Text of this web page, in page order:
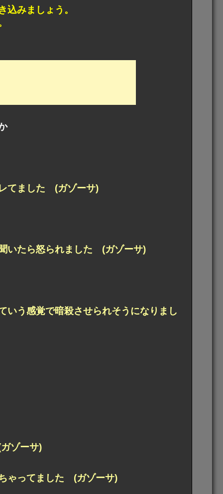
込みましょう。
てました (ガゾーサ)
いたら怒られました (ガゾーサ)
いう感覚で暗殺させられそうになりまし
ゾーサ)
ゃってました (ガゾーサ)